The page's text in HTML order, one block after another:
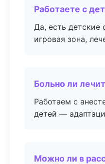
Работаете с
Да, есть детские
игровая зона,
Больно ли
Работаем с
детей —
Можно ли в